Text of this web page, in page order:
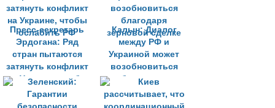
Пресс-секретарь
Эрдогана: Ряд
стран пытаются
затянуть конфликт
на Украине, чтобы
ослабить РФ
Калын: Диалог
между РФ и
Украиной может
возобновиться
благодаря
зерновой сделке